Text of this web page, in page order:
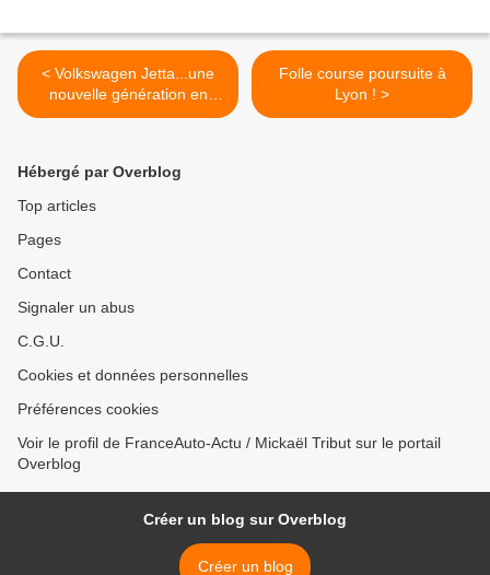
< Volkswagen Jetta...une
nouvelle génération en
préparation!
Folle course poursuite à
Lyon ! >
Hébergé par Overblog
Top articles
Pages
Contact
Signaler un abus
C.G.U.
Cookies et données personnelles
Préférences cookies
Voir le profil de FranceAuto-Actu / Mickaël Tribut sur le portail
Overblog
Créer un blog sur Overblog
Créer un blog